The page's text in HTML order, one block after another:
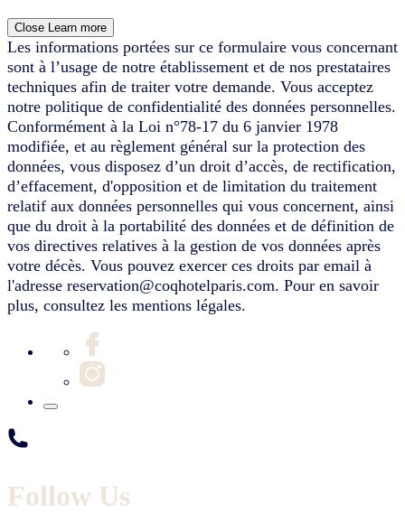
Close Learn more
Les informations portées sur ce formulaire vous concernant
sont à l’usage de notre établissement et de nos prestataires
techniques afin de traiter votre demande. Vous acceptez
notre politique de confidentialité des données personnelles.
Conformément à la Loi n°78-17 du 6 janvier 1978
modifiée, et au règlement général sur la protection des
données, vous disposez d’un droit d’accès, de rectification,
d’effacement, d'opposition et de limitation du traitement
relatif aux données personnelles qui vous concernent, ainsi
que du droit à la portabilité des données et de définition de
vos directives relatives à la gestion de vos données après
votre décès. Vous pouvez exercer ces droits par email à
l'adresse reservation@coqhotelparis.com. Pour en savoir
plus, consultez les mentions légales.
Follow Us